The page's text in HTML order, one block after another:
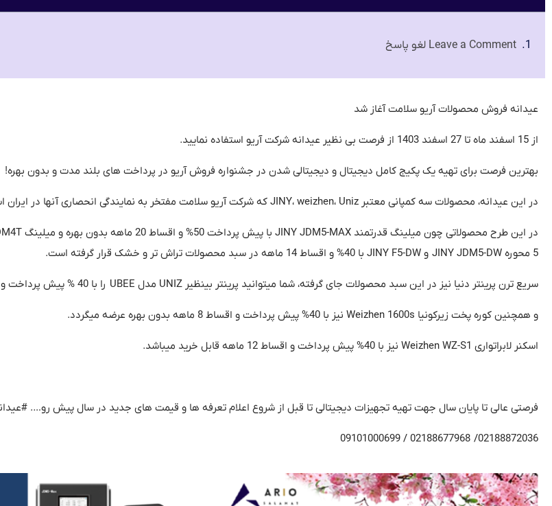
Leave a Comment لغو پاسخ
عیدانه فروش محصولات آریو سلامت آغاز شد
از 15 اسفند ماه تا 27 اسفند 1403 از فرصت بی نظیر عیدانه شرکت آریو استفاده نمایید.
بهترین فرصت برای تهیه یک پکیج کامل دیجیتال و دیجیتالی شدن در جشنواره فروش آریو در پرداخت های بلند مدت و بدون بهره!
در این عیدانه، محصولات سه کمپانی معتبر JINY، weizhen، Uniz که شرکت آریو سلامت مفتخر به نمایندگی انحصاری آنها در ایران است، در سبد جشنواره قرار گرفته است.
5 محوره JINY JDM5-DW و JINY F5-DW با 40% و اقساط 14 ماهه در سبد محصولات تراش تر و خشک قرار گرفته است.
سریع ترن پرینتر دنیا نیز در این سبد محصولات جای گرفته، شما میتوانید پرینتر بینظیر UNIZ مدل UBEE را با 40 % پیش پرداخت و اقساط 10 ماهه خریداری بکنید.
و همچنین کوره پخت زیرکونیا Weizhen 1600s نیز با 40% پیش پرداخت و اقساط 8 ماهه بدون بهره عرضه میگردد.
اسکنر لابراتواری Weizhen WZ-S1 نیز با 40% پیش پرداخت و اقساط 12 ماهه قابل خرید میباشد.
فرصتی عالی تا پایان سال جهت تهیه تجهیزات دیجیتالی تا قبل از شروع اعلام تعرفه ها و قیمت های جدید در سال پیش رو….
02188872036/ 02188677968 / 09101000699